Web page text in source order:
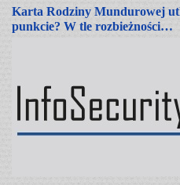
Karta Rodziny Mundurowej
punkcie? W tle rozbieżności…